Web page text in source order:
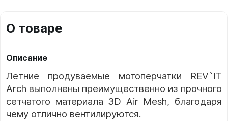
О товаре
Описание
Летние продуваемые мотоперчатки REV`IT
Arch выполнены преимущественно из прочного
сетчатого материала 3D Air Mesh, благодаря
чему отлично вентилируются.